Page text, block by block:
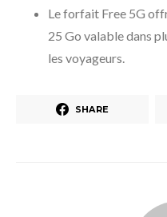
Le forfait Free 5G
25 Go valable dans
les voyageurs.
SHARE